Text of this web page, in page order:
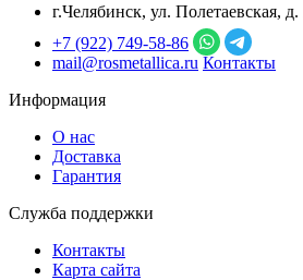
г.Челябинск, ул. Полетаевская,
+7 (922) 749‑58‑86
mail@rosmetallica.ru Контакты
Информация
О нас
Доставка
Гарантия
Служба поддержки
Контакты
Карта сайта